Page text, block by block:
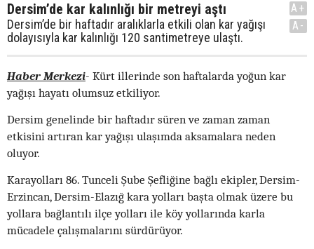
Dersim’de kar kalınlığı bir metreyi aştı
Dersim’de bir haftadır aralıklarla etkili olan kar yağışı
dolayısıyla kar kalınlığı 120 santimetreye ulaştı.
A+
A-
Haber Merkezi- Kürt illerinde son haftalarda yoğun kar
yağışı hayatı olumsuz etkiliyor.
Dersim genelinde bir haftadır süren ve zaman zaman
etkisini artıran kar yağışı ulaşımda aksamalara neden
oluyor.
Karayolları 86. Tunceli Şube Şefliğine bağlı ekipler, Dersim-
Erzincan, Dersim-Elazığ kara yolları başta olmak üzere bu
yollara bağlantılı ilçe yolları ile köy yollarında karla
mücadele çalışmalarını sürdürüyor.